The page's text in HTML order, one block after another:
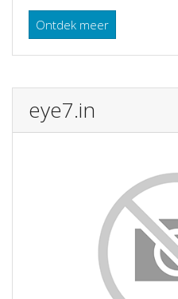
Ontdek meer
eye7.in